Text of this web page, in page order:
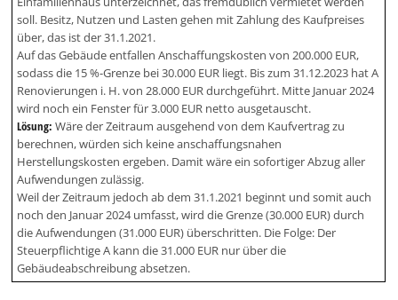
soll. Besitz, Nutzen und Lasten gehen mit Zahlung des Kaufpreises
über, das ist der 31.1.2021.
Auf das Gebäude entfallen Anschaffungskosten von 200.000 EUR,
sodass die 15 %-Grenze bei 30.000 EUR liegt. Bis zum 31.12.2023 hat A
Renovierungen i. H. von 28.000 EUR durchgeführt. Mitte Januar 2024
wird noch ein Fenster für 3.000 EUR netto ausgetauscht.
Lösung:Wäre der Zeitraum ausgehend von dem Kaufvertrag zu
berechnen, würden sich keine anschaffungsnahen
Herstellungskosten ergeben. Damit wäre ein sofortiger Abzug aller
Aufwendungen zulässig.
Weil der Zeitraum jedoch ab dem 31.1.2021 beginnt und somit auch
noch den Januar 2024 umfasst, wird die Grenze (30.000 EUR) durch
die Aufwendungen (31.000 EUR) überschritten. Die Folge: Der
Steuerpflichtige A kann die 31.000 EUR nur über die
Gebäudeabschreibung absetzen.